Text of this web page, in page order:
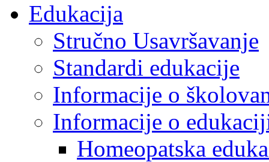
Edukacija
Stručno Usavršavanje
Standardi edukacije
Informacije o
Informacije o
Homeopatska